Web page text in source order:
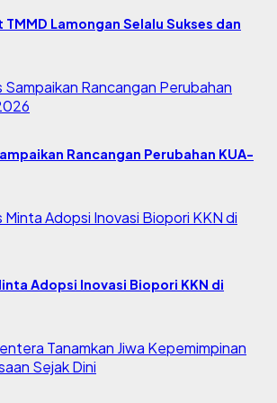
TMMD Lamongan Selalu Sukses dan
Rancangan Perubahan KUA-
Adopsi Inovasi Biopori KKN di